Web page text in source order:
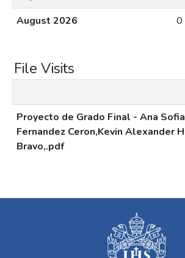
August 2026
0
File Visits
Proyecto de Grado Final - Ana Sofia
Fernandez Ceron,Kevin Alexander
Bravo,.pdf